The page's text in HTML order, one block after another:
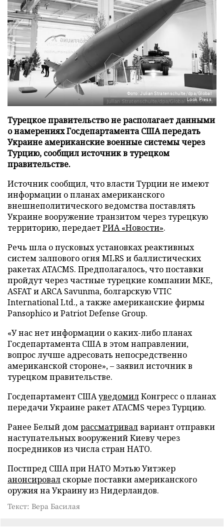
Фото: Julian Stratenschulte/dpa/Global
Look Press
Турецкое правительство не располагает данными
о намерениях Госдепартамента США передать
Украине американские военные системы через
Турцию, сообщил источник в турецком
правительстве.
Источник сообщил, что власти Турции не имеют
информации о планах американского
внешнеполитического ведомства поставлять
Украине вооружение транзитом через турецкую
территорию, передаетРИА «Новости».
Речь шла о пусковых установках реактивных
систем залпового огня MLRS и баллистических
ракетах ATACMS. Предполагалось, что поставки
пройдут через частные турецкие компании MKE,
ASFAT и ARCA Savunma, болгарскую VTIC
International Ltd., а также американские фирмы
Pansophico и Patriot Defense Group.
«У нас нет информации о каких-либо планах
Госдепартамента США в этом направлении,
вопрос лучше адресовать непосредственно
американской стороне», – заявил источник в
турецком правительстве.
Госдепартамент СШАуведомилКонгресс о планах
передачи Украине ракет ATACMS через Турцию.
Ранее Белый домрассматривалвариант отправки
наступательных вооружений Киеву через
посредников из числа стран НАТО.
Постпред США при НАТО Мэтью Уитэкер
анонсировал скорые поставки американского
оружия на Украину из Нидерландов.
Текст: Вера Басилая